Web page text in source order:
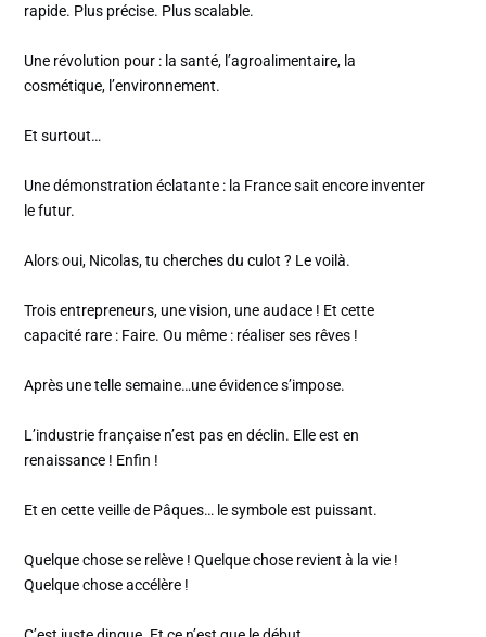
rapide. Plus précise. Plus scalable.
Une révolution pour : la santé, l’agroalimentaire, la
cosmétique, l’environnement.
Et surtout…
Une démonstration éclatante : la France sait encore inventer
le futur.
Alors oui, Nicolas, tu cherches du culot ? Le voilà.
Trois entrepreneurs, une vision, une audace ! Et cette
capacité rare : Faire. Ou même : réaliser ses rêves !
Après une telle semaine…une évidence s’impose.
L’industrie française n’est pas en déclin. Elle est en
renaissance ! Enfin !
Et en cette veille de Pâques… le symbole est puissant.
Quelque chose se relève ! Quelque chose revient à la vie !
Quelque chose accélère !